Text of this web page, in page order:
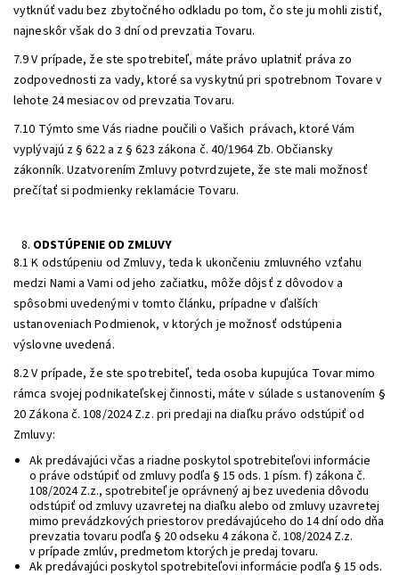
vytknúť vadu bez zbytočného odkladu po tom, čo ste ju mohli zistiť,
najneskôr však do 3 dní od prevzatia Tovaru.
7.9 V prípade, že ste spotrebiteľ, máte právo uplatniť práva zo
zodpovednosti za vady, ktoré sa vyskytnú pri spotrebnom Tovare v
lehote 24 mesiacov od prevzatia Tovaru.
7.10 Týmto sme Vás riadne poučili o Vašich právach, ktoré Vám
vyplývajú z § 622 a z § 623 zákona č. 40/1964 Zb. Občiansky
zákonník. Uzatvorením Zmluvy potvrdzujete, že ste mali možnosť
prečítať si podmienky reklamácie Tovaru.
ODSTÚPENIE OD ZMLUVY
8.1 K odstúpeniu od Zmluvy, teda k ukončeniu zmluvného vzťahu
medzi Nami a Vami od jeho začiatku, môže dôjsť z dôvodov a
spôsobmi uvedenými v tomto článku, prípadne v ďalších
ustanoveniach Podmienok, v ktorých je možnosť odstúpenia
výslovne uvedená.
8.2 V prípade, že ste spotrebiteľ, teda osoba kupujúca Tovar mimo
rámca svojej podnikateľskej činnosti, máte v súlade s ustanovením §
20 Zákona č. 108/2024 Z.z. pri predaji na diaľku právo odstúpiť od
Zmluvy:
Ak predávajúci včas a riadne poskytol spotrebiteľovi informácie
o práve odstúpiť od zmluvy podľa § 15 ods. 1 písm. f) zákona č.
108/2024 Z.z., spotrebiteľ je oprávnený aj bez uvedenia dôvodu
odstúpiť od zmluvy uzavretej na diaľku alebo od zmluvy uzavretej
mimo prevádzkových priestorov predávajúceho do 14 dní odo dňa
prevzatia tovaru podľa § 20 odseku 4 zákona č. 108/2024 Z.z.
v prípade zmlúv, predmetom ktorých je predaj tovaru.
Ak predávajúci poskytol spotrebiteľovi informácie podľa § 15 ods.